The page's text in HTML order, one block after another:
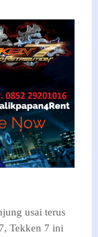
usai terus
Tekken 7 ini